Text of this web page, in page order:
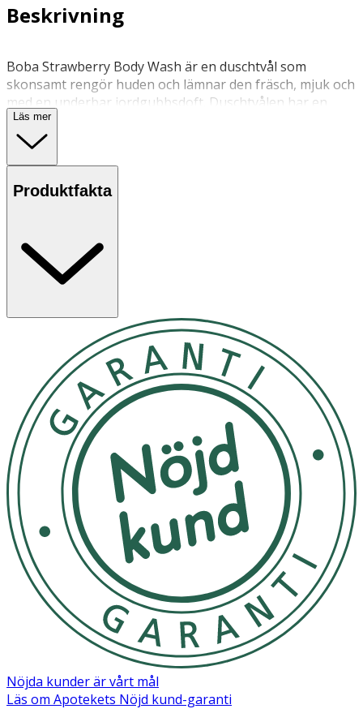
Beskrivning
Boba Strawberry Body Wash är en duschtvål som
skonsamt rengör huden och lämnar den fräsch, mjuk och
med en underbar jordgubbsdoft. Duschtvålen har en
krämig pärlemorskimrande formula som löddrar lätt och
gör duschupplevelsen till dagens höjdpunkt. Boba-
drycken Bubble Tea – med härliga dofter, glada färger
och lekfull design som sprider glädje och välbefinnande.
Fukta huden i duschen och applicera önskad mängd tvål i
cirkulerande rörelser. Varning: Undvik kontakt med
ögonen. Skölj med rent vatten om produkten kommer i
utom räckhåll för barn. Får ej förtäras.
Undvik extrem temperaturförandring och direkt solljus.
OK för gravida och ammande:
Ingredienser:
Aqua (Water), Sodium Laureth Sulfate, Sodium Chloride,
Cocamidopropyl Betaine, Glycerin, Glycol Distearate,
Laureth-4, Parfum (Fragrance), Citric Acid, Sodium
Benzoate, Potassium Sorbate, Benzyl Alcohol,
Tetramethyl Acetyloctahydronaphthalenes, CI 17200
(D&C Red 33).
Läs mer
Produktfakta
Nöjda kunder är vårt mål
Läs om Apotekets Nöjd kund-garanti